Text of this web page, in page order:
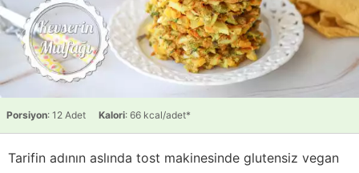
Porsiyon: 12 Adet Kalori: 66 kcal/adet*
Tarifin adının aslında tost makinesinde glutensiz vegan